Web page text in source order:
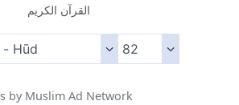
القرآن الكريم
by Muslim Ad Network